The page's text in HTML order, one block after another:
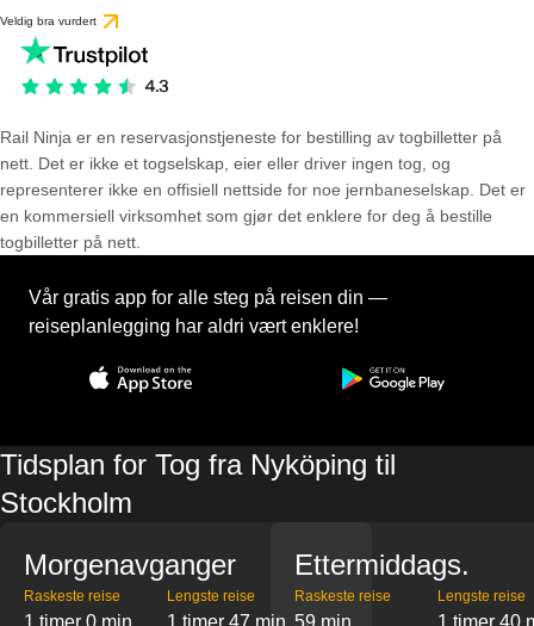
Veldig bra vurdert
Rail Ninja er en reservasjons­tjeneste for bestilling av togbilletter på
nett. Det er ikke et togselskap, eier eller driver ingen tog, og
representerer ikke en offisiell nettside for noe jernbaneselskap. Det er
en kommersiell virksomhet som gjør det enklere for deg å bestille
togbilletter på nett.
Vår gratis app for alle steg på reisen din —
reiseplanlegging har aldri vært enklere!
Tidsplan for Tog fra Nyköping til
Stockholm
Morgenavganger
Raskeste reise
1 timer 0 min
Lengste reise
1 timer 47 min
Ettermiddags.
Raskeste reise
59 min
Lengste reise
1 timer 40